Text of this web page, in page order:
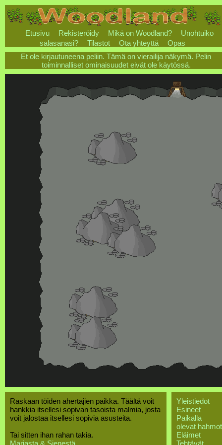
Etusivu Rekisteröidy Mikä on Woodland?
Unohtuiko
salasanasi?
Tilastot Ota yhteyttä
Opas
Et ole kirjautuneena peliin. Tämä on vierailija näkymä. Pelin
toiminnalliset ominaisuudet eivät ole käytössä.
Raskaan töiden ahertajien paikka. Täältä voit
hankkia itsellesi sopivan tasoista malmia, josta
voit jalostaa itsellesi sopivia asusteita.
Tai sitten ihan rahan takia.
Marjasta & Sienestä
Yleistiedot
Esineet
Paikalla
olevat hahmot
Eläimet
Tehtävät